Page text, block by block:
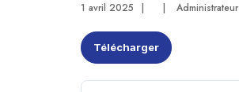
1 avril 2025 | | Administrateur
Télécharger